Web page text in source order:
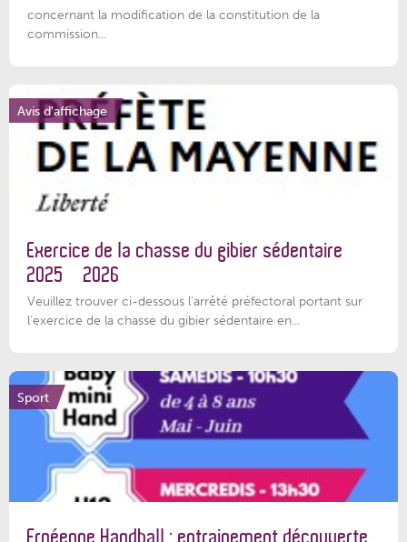
concernant la modification de la constitution de la
commission...
Avis d'affichage
Exercice de la chasse du gibier sédentaire
2025 – 2026
Veuillez trouver ci-dessous l'arrêté préfectoral portant sur
l'exercice de la chasse du gibier sédentaire en...
Sport
Ernéenne Handball : entrainement découverte